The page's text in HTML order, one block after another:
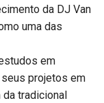
da DJ Van
uma das
em
projetos em
tradicional